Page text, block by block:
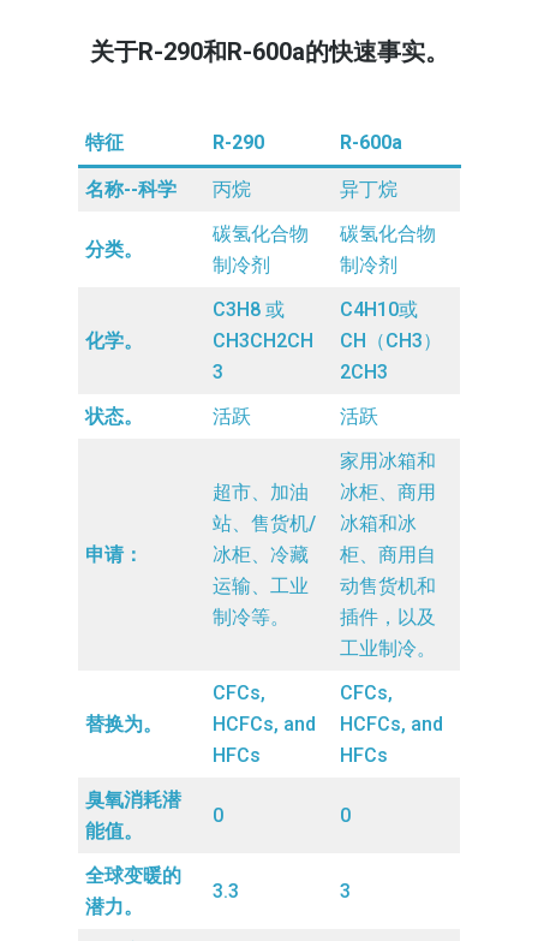
关于R-290和R-600a的快速事实。
特征 R-290 R-600a
名称--科学 丙烷 异丁烷
分类。
碳氢化合物
制冷剂
碳氢化合物
制冷剂
化学。
C3H8 或
CH3CH2CH
3
C4H10或
CH（CH3）
2CH3
状态。
活跃 活跃
申请：
超市、加油
站、售货机/
冰柜、冷藏
运输、工业
制冷等。
家用冰箱和
冰柜、商用
冰箱和冰
柜、商用自
动售货机和
插件，以及
工业制冷。
替换为。
CFCs,
HCFCs, and
HFCs
CFCs,
HCFCs, and
HFCs
臭氧消耗潜
能值。
0 0
全球变暖的
潜力。
3.3 3